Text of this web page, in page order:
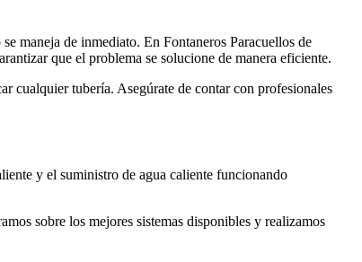
maneja de inmediato. En Fontaneros Paracuellos de
que el problema se solucione de manera eficiente.
cualquier tubería. Asegúrate de contar con profesionales
y el suministro de agua caliente funcionando
sobre los mejores sistemas disponibles y realizamos